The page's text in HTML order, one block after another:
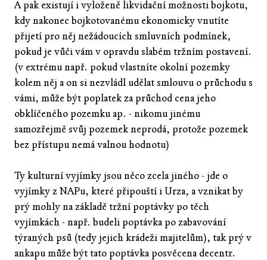
A pak existují i vyloženě likvidační možnosti bojkotu,
kdy nakonec bojkotovanému ekonomicky vnutíte
přijetí pro něj nežádoucích smluvních podmínek,
pokud je vůči vám v opravdu slabém tržním postavení.
(v extrému např. pokud vlastníte okolní pozemky
kolem něj a on si nezvládl udělat smlouvu o průchodu s
vámi, může být poplatek za průchod cena jeho
obklíčeného pozemku ap. - nikomu jinému
samozřejmě svůj pozemek neprodá, protože pozemek
bez přístupu nemá valnou hodnotu)
Ty kulturní vyjímky jsou něco zcela jiného - jde o
vyjímky z NAPu, které připouští i Urza, a vznikat by
prý mohly na základě tržní poptávky po těch
vyjímkách - např. budeli poptávka po zabavování
týraných psů (tedy jejich krádeži majitelům), tak prý v
ankapu může být tato poptávka posvěcena decentr.